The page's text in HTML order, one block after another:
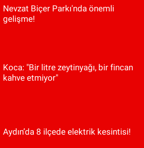
Nevzat Biçer Parkı'nda önemli
gelişme!
Koca: "Bir litre zeytinyağı, bir fincan
kahve etmiyor"
Aydın’da 8 ilçede elektrik kesintisi!